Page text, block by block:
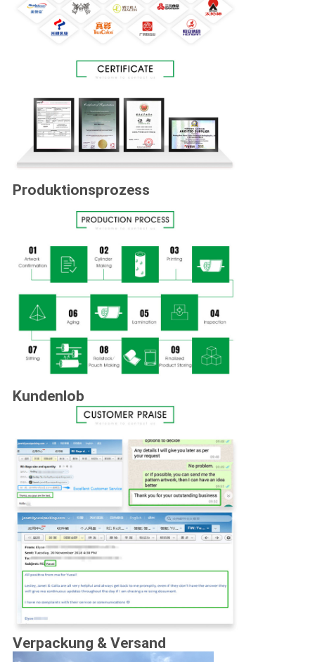
Produktionsprozess
Kundenlob
Verpackung & Versand